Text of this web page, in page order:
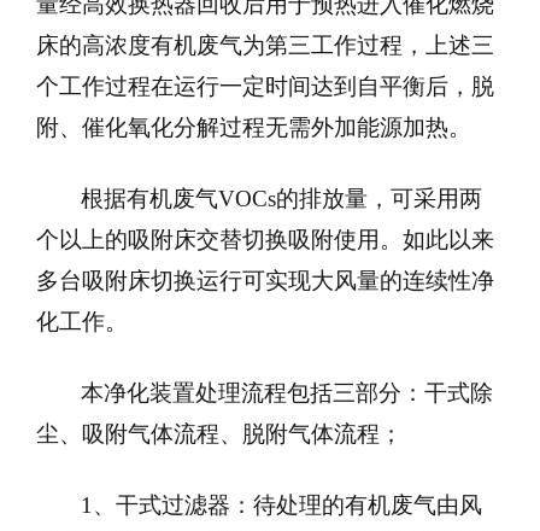
床的高浓度有机废气为第三工作过程，上述三
个工作过程在运行一定时间达到自平衡后，脱
附、催化氧化分解过程无需外加能源加热。
根据有机废气VOCs的排放量，可采用两
个以上的吸附床交替切换吸附使用。如此以来
多台吸附床切换运行可实现大风量的连续性净
化工作。
本净化装置处理流程包括三部分：干式除
尘、吸附气体流程、脱附气体流程；
1 、干式过滤器：待处理的有机废气由风